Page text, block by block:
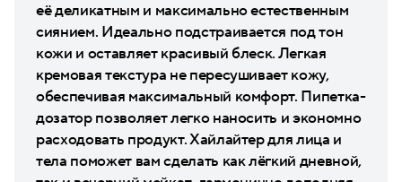
её деликатным и максимально естественным
сиянием. Идеально подстраивается под тон
кожи и оставляет красивый блеск. Легкая
кремовая текстура не пересушивает кожу,
обеспечивая максимальный комфорт. Пипетка-
дозатор позволяет легко наносить и экономно
расходовать продукт. Хайлайтер для лица и
тела поможет вам сделать как лёгкий дневной,